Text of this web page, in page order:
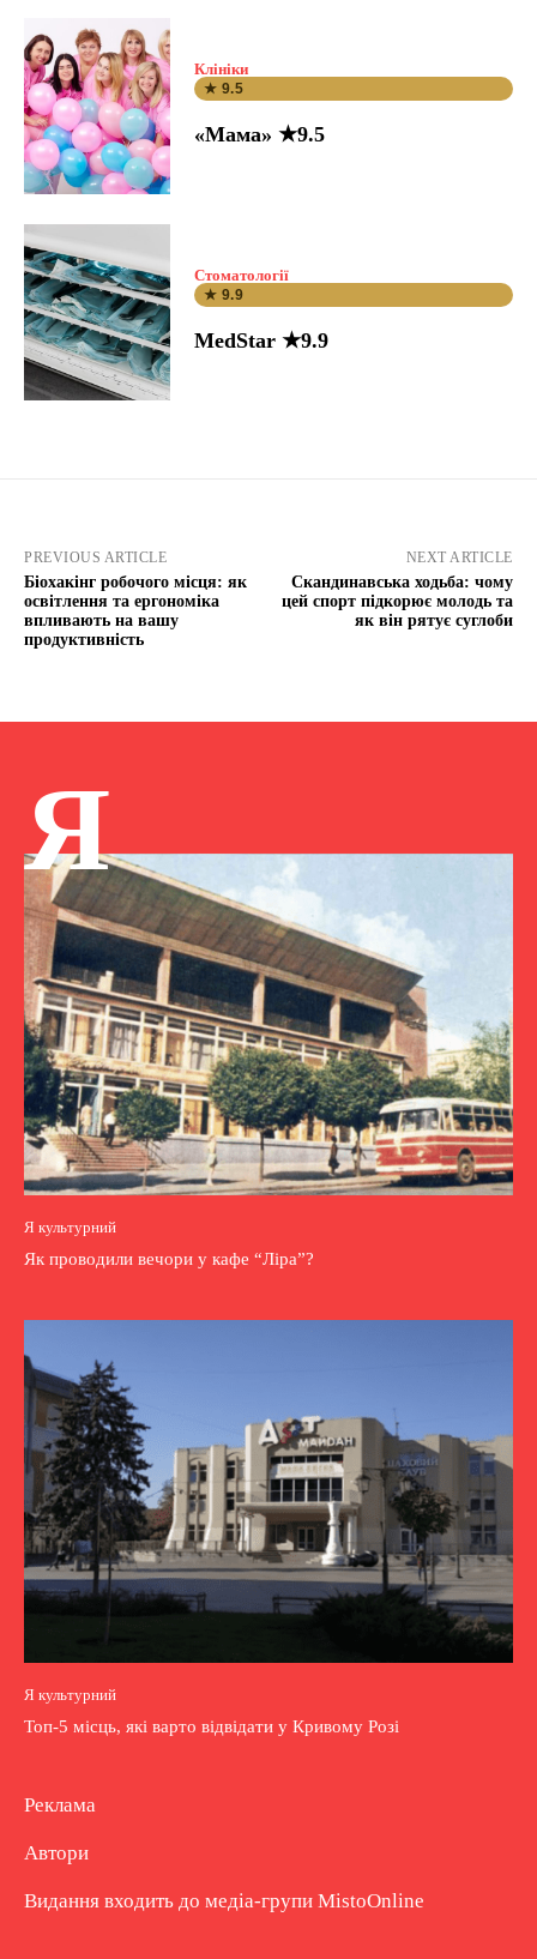
Клініки
★ 9.5
«Мама» ★9.5
Стоматології
★ 9.9
MedStar ★9.9
PREVIOUS ARTICLE
Біохакінг робочого місця: як
освітлення та ергономіка
впливають на вашу
продуктивність
NEXT ARTICLE
Скандинавська ходьба: чому
цей спорт підкорює молодь та
як він рятує суглоби
Я
Я культурний
Як проводили вечори у кафе “Ліра”?
Я культурний
Топ-5 місць, які варто відвідати у Кривому Розі
Реклама
Автори
Видання входить до медіа-групи MistoOnline